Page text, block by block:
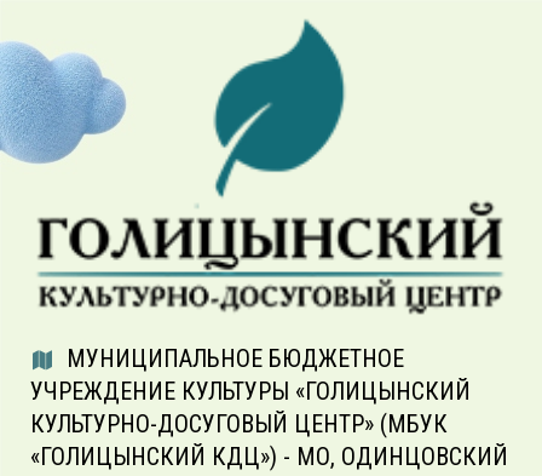
МУНИЦИПАЛЬНОЕ БЮДЖЕТНОЕ
УЧРЕЖДЕНИЕ КУЛЬТУРЫ «ГОЛИЦЫНСКИЙ
КУЛЬТУРНО-ДОСУГОВЫЙ ЦЕНТР» (МБУК
«ГОЛИЦЫНСКИЙ КДЦ») - МО, ОДИНЦОВСКИЙ